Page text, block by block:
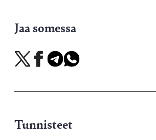
Jaa somessa
Jaa
X-
Jaa
Facebookissa
Jaa
Telegramissa
Jaa
WhatsAppissa
Tunnisteet